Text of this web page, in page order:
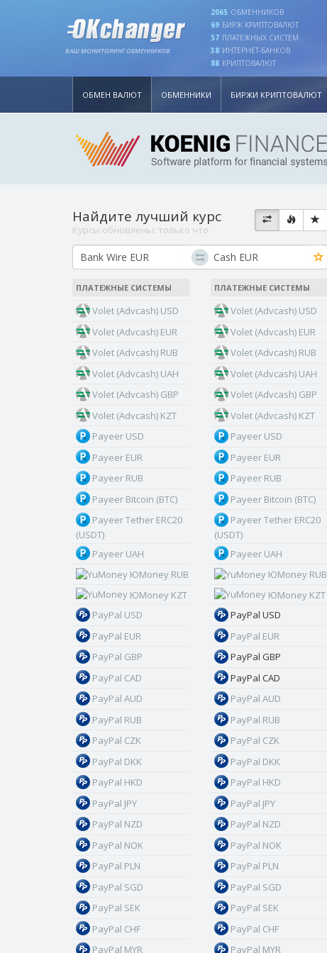
ВАШ МОНИТОРИНГ ОБМЕННИКОВ
2065 ОБМЕННИКОВ
69 БИРЖ КРИПТОВАЛЮТ
57 ПЛАТЕЖНЫХ СИСТЕМ
38 ИНТЕРНЕТ-БАНКОВ
88 КРИПТОВАЛЮТ
ОБМЕН ВАЛЮТ ОБМЕННИКИ БИРЖИ КРИПТОВАЛЮТ
Найдите лучший курс
Курсы обновлены: только что
ПЛАТЕЖНЫЕ СИСТЕМЫ
Volet (Advcash) USD
Volet (Advcash) EUR
Volet (Advcash) RUB
Volet (Advcash) UAH
Volet (Advcash) GBP
Volet (Advcash) KZT
Payeer USD
Payeer EUR
Payeer RUB
Payeer Bitcoin (BTC)
Payeer Tether ERC20
(USDT)
Payeer UAH
ЮMoney RUB
ЮMoney KZT
PayPal USD
PayPal EUR
PayPal GBP
PayPal CAD
PayPal AUD
PayPal RUB
PayPal CZK
PayPal DKK
PayPal HKD
PayPal JPY
PayPal NZD
PayPal NOK
PayPal PLN
PayPal SGD
PayPal SEK
PayPal CHF
PayPal MYR
ПЛАТЕЖНЫЕ СИСТЕМЫ
Volet (Advcash) USD
Volet (Advcash) EUR
Volet (Advcash) RUB
Volet (Advcash) UAH
Volet (Advcash) GBP
Volet (Advcash) KZT
Payeer USD
Payeer EUR
Payeer RUB
Payeer Bitcoin (BTC)
Payeer Tether ERC20
(USDT)
Payeer UAH
ЮMoney RUB
ЮMoney KZT
PayPal USD
PayPal EUR
PayPal GBP
PayPal CAD
PayPal AUD
PayPal RUB
PayPal CZK
PayPal DKK
PayPal HKD
PayPal JPY
PayPal NZD
PayPal NOK
PayPal PLN
PayPal SGD
PayPal SEK
PayPal CHF
PayPal MYR